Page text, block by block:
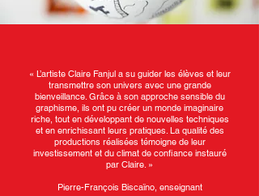
« L’artiste Claire Fanjul a su guider les élèves et leur
transmettre son univers avec une grande
bienveillance. Grâce à son approche sensible du
graphisme, ils ont pu créer un monde imaginaire
riche, tout en développant de nouvelles techniques
et en enrichissant leurs pratiques. La qualité des
productions réalisées témoigne de leur
investissement et du climat de confiance instauré
par Claire. »
Pierre-François Biscaïno, enseignant